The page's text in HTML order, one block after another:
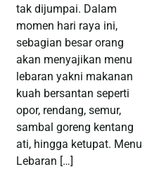
tak dijumpai. Dalam
momen hari raya ini,
sebagian besar orang
akan menyajikan menu
lebaran yakni makanan
kuah bersantan seperti
opor, rendang, semur,
sambal goreng kentang
ati, hingga ketupat. Menu
Lebaran […]